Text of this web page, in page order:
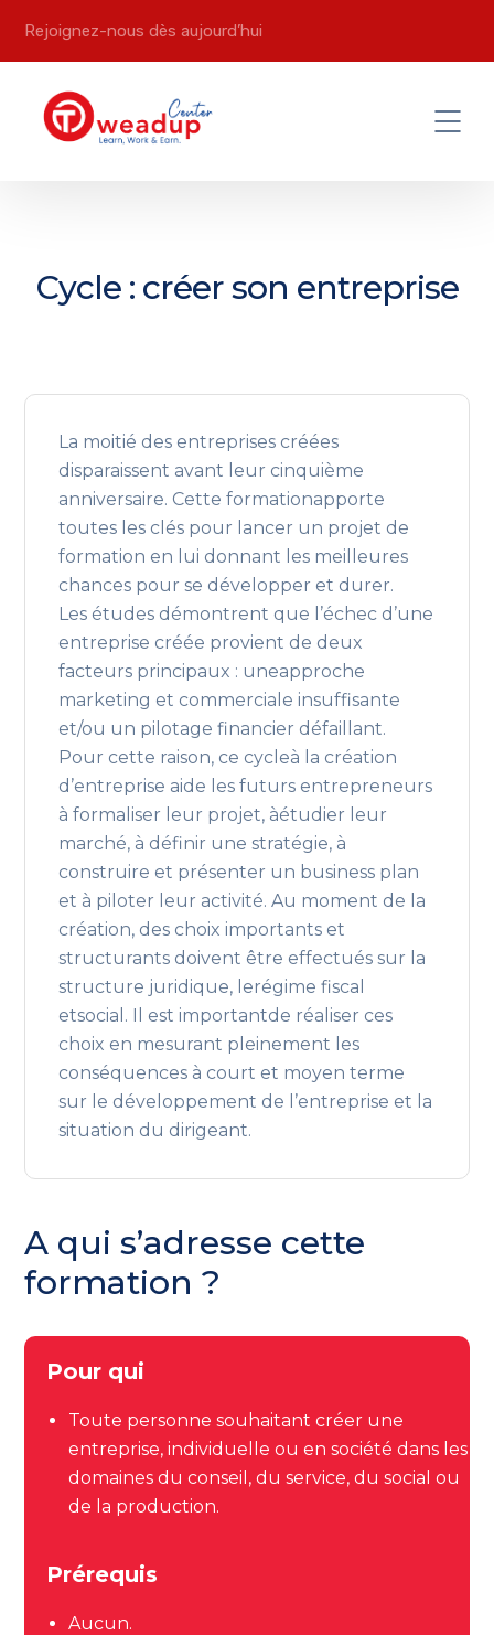
Rejoignez-nous dès aujourd’hui
Cycle : créer son entreprise
La moitié des entreprises créées
disparaissent avant leur cinquième
anniversaire. Cette formationapporte
toutes les clés pour lancer un projet de
formation en lui donnant les meilleures
chances pour se développer et durer.
Les études démontrent que l’échec d’une
entreprise créée provient de deux
facteurs principaux : uneapproche
marketing et commerciale insuffisante
et/ou un pilotage financier défaillant.
Pour cette raison, ce cycleà la création
d’entreprise aide les futurs entrepreneurs
à formaliser leur projet, àétudier leur
marché, à définir une stratégie, à
construire et présenter un business plan
et à piloter leur activité. Au moment de la
création, des choix importants et
structurants doivent être effectués sur la
structure juridique, lerégime fiscal
etsocial. Il est importantde réaliser ces
choix en mesurant pleinement les
conséquences à court et moyen terme
sur le développement de l’entreprise et la
situation du dirigeant.
A qui s’adresse cette
formation ?
Pour qui
Toute personne souhaitant créer une
entreprise, individuelle ou en société dans les
domaines du conseil, du service, du social ou
de la production.
Prérequis
Aucun.